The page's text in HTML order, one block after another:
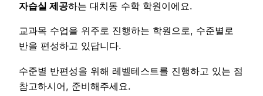
자습실 제공하는 대치동 수학 학원이에요.
교과목 수업을 위주로 진행하는 학원으로, 수준별로
반을 편성하고 있답니다.
수준별 반편성을 위해 레벨테스트를 진행하고 있는 점
참고하시어, 준비해주세요.